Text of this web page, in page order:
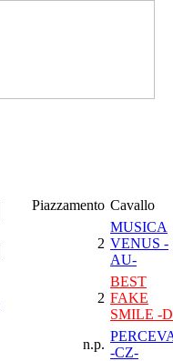
Piazzamento Cavallo
2
MUSICA
VENUS -
AU-
2
BEST
FAKE
SMILE -
n.p.
-CZ-